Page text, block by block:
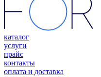
каталог
услуги
прайс
контакты
оплата и доставка